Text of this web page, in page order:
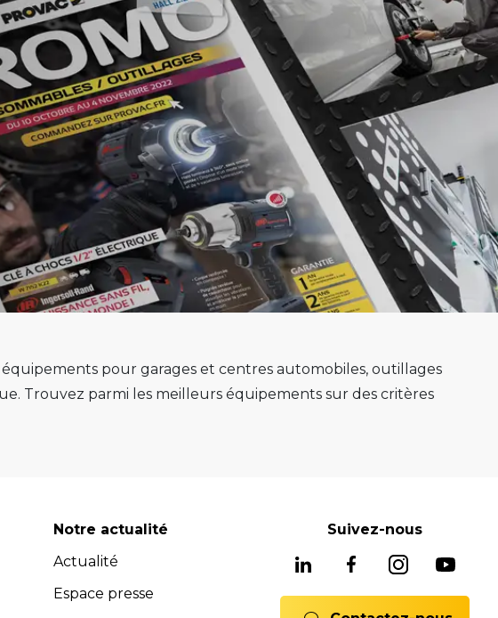
équipements pour garages et centres automobiles, outillages
Trouvez parmi les meilleurs équipements sur des critères
remplisse au mieux sa mission.
renommées, reconnues pour leur fiabilité, leur durabilité et
et propose une offre complète de services pour assurer
contrats full service, formations). Notre équipe est
Notre actualité
Actualité
Espace presse
Suivez-nous